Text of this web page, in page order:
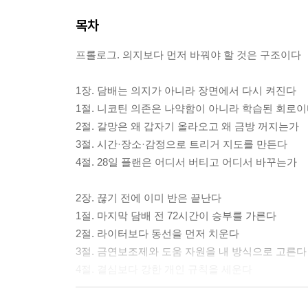
목차
프롤로그. 의지보다 먼저 바꿔야 할 것은 구조이다
1장. 담배는 의지가 아니라 장면에서 다시 켜진다
1절. 니코틴 의존은 나약함이 아니라 학습된 회로
2절. 갈망은 왜 갑자기 올라오고 왜 금방 꺼지는가
3절. 시간·장소·감정으로 트리거 지도를 만든다
4절. 28일 플랜은 어디서 버티고 어디서 바꾸는가
2장. 끊기 전에 이미 반은 끝난다
1절. 마지막 담배 전 72시간이 승부를 가른다
2절. 라이터보다 동선을 먼저 치운다
3절. 금연보조제와 도움 자원을 내 방식으로 고른다